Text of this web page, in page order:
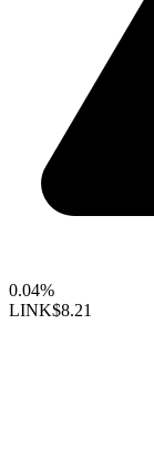
0.04%
LINK$8.21